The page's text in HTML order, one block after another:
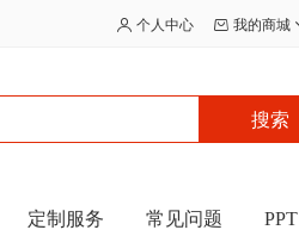
个人中心 我的商城
搜索
定制服务 常见问题 PPT